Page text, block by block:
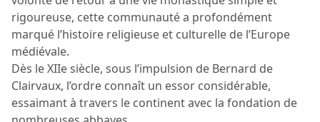
rigoureuse, cette communauté a profondément
marqué l’histoire religieuse et culturelle de l’Europe
médiévale.
Dès le XIIe siècle, sous l’impulsion de Bernard de
Clairvaux, l’ordre connaît un essor considérable,
essaimant à travers le continent avec la fondation de